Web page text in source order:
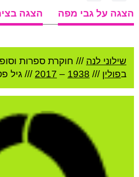
הצגה על גבי מפה
הצגה
שילוני לנה /// חוקרת ספרות
בפולין ///
1938
–
2017 /// גיל